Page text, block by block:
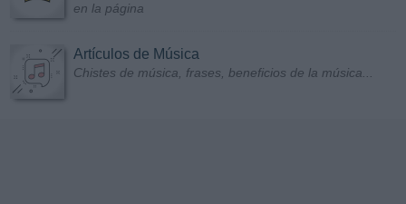
en la página
Artículos de Música
Chistes de música, frases, beneficios de la música...